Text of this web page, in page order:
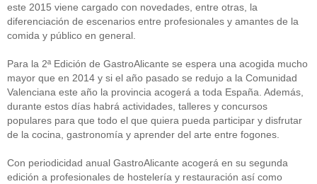
este 2015 viene cargado con novedades, entre otras, la
diferenciación de escenarios entre profesionales y amantes de la
comida y público en general.
Para la 2ª Edición de GastroAlicante se espera una acogida mucho
mayor que en 2014 y si el año pasado se redujo a la Comunidad
Valenciana este año la provincia acogerá a toda España. Además,
durante estos días habrá actividades, talleres y concursos
populares para que todo el que quiera pueda participar y disfrutar
de la cocina, gastronomía y aprender del arte entre fogones.
Con periodicidad anual GastroAlicante acogerá en su segunda
edición a profesionales de hostelería y restauración así como